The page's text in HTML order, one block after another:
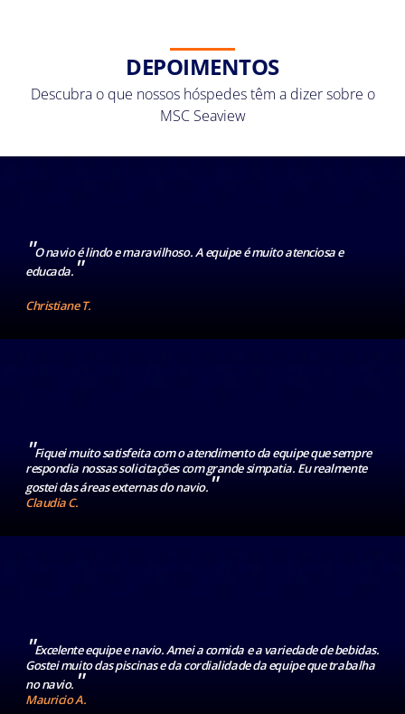
DEPOIMENTOS
Descubra o que nossos hóspedes têm a dizer sobre o
MSC Seaview
"O navio é lindo e maravilhoso. A equipe é muito atenciosa e
educada."
Christiane T.
"Fiquei muito satisfeita com o atendimento da equipe que sempre
respondia nossas solicitações com grande simpatia. Eu realmente
gostei das áreas externas do navio."
Claudia C.
"Excelente equipe e navio. Amei a comida e a variedade de bebidas.
Gostei muito das piscinas e da cordialidade da equipe que trabalha
no navio."
Mauricio A.